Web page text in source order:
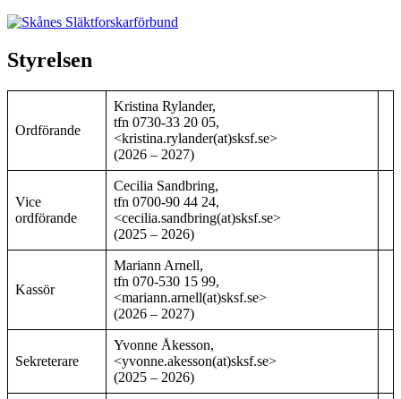
Styrelsen
Ordförande
Kristina Rylander,
tfn 0730-33 20 05,
<kristina.rylander(at)sksf.se>
(2026 – 2027)
Vice
ordförande
Cecilia Sandbring,
tfn 0700-90 44 24,
<cecilia.sandbring(at)sksf.se>
(2025 – 2026)
Kassör
Mariann Arnell,
tfn 070-530 15 99,
<mariann.arnell(at)sksf.se>
(2026 – 2027)
Sekreterare
Yvonne Åkesson,
<yvonne.akesson(at)sksf.se>
(2025 – 2026)